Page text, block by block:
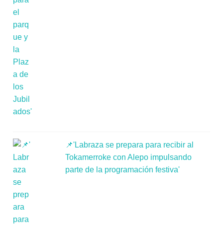
📌'Labraza se prepara para recibir al
Tokamerroke con Alepo impulsando
parte de la programación festiva'